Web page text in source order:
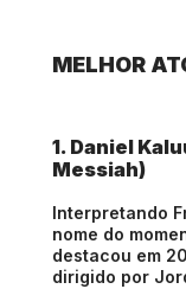
MELHOR
1. Daniel
Messiah)
Interpretando
nome do
destacou em
dirigido por